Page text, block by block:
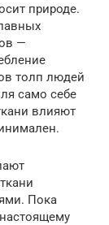
природе.
—
толп людей
само себе
влияют
Пока